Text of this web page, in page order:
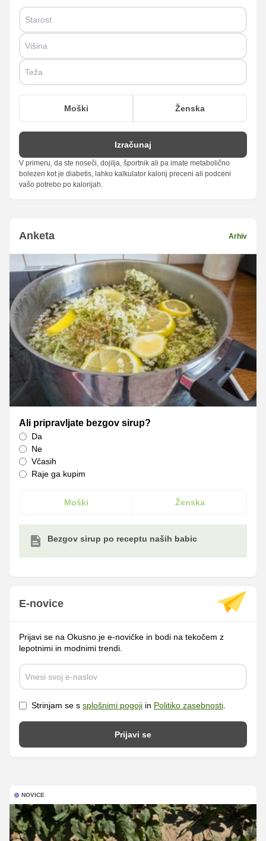
Moški Ženska
Izračunaj
V primeru, da ste noseči, dojilja, športnik ali pa imate metabolično
bolezen kot je diabetis, lahko kalkulator kalorij preceni ali podceni
vašo potrebo po kalorijah.
Anketa Arhiv
Ali pripravljate bezgov sirup?
Da
Ne
Včasih
Raje ga kupim
Moški Ženska
Bezgov sirup po receptu naših babic
E-novice
Prijavi se na Okusno.je e-novičke in bodi na tekočem z
lepotnimi in modnimi trendi.
Strinjam se s splošnimi pogoji in Politiko zasebnosti
Prijavi se
NOVICE